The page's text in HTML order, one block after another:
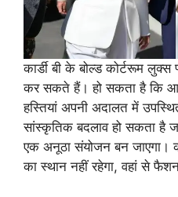
कार्डी बी के बोल्ड कोर्टरूम
कर सकते हैं। हो सकता है कि
हस्तियां अपनी अदालत में
सांस्कृतिक बदलाव हो सकता है
एक अनूठा संयोजन बन जाएगा।
का स्थान नहीं रहेगा, वहां से फैशन